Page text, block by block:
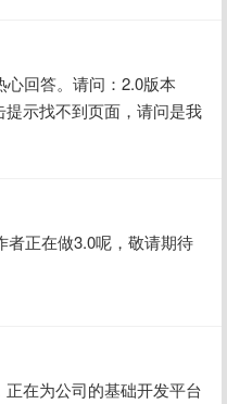
心回答。请问：2.0版本
提示找不到页面，请问是我
者正在做3.0呢，敬请期待
在为公司的基础开发平台